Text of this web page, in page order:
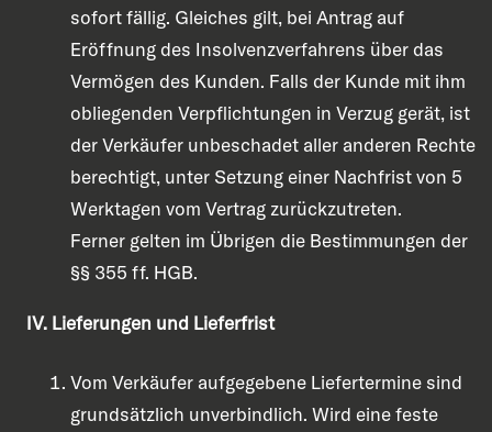
sofort fällig. Gleiches gilt, bei Antrag auf
Eröffnung des Insolvenzverfahrens über das
Vermögen des Kunden. Falls der Kunde mit ihm
obliegenden Verpflichtungen in Verzug gerät, ist
der Verkäufer unbeschadet aller anderen Rechte
berechtigt, unter Setzung einer Nachfrist von 5
Werktagen vom Vertrag zurückzutreten.
Ferner gelten im Übrigen die Bestimmungen der
§§ 355 ff. HGB.
IV. Lieferungen und Lieferfrist
Vom Verkäufer aufgegebene Liefertermine sind
grundsätzlich unverbindlich. Wird eine feste